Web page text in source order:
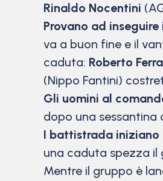
Rinaldo Nocentini
Provano ad
va a buon fine e il
caduta: Roberto
(Nippo Fantini)
Gli uomini al
dopo una sessantina
I battistrada iniziano
una caduta spezza il
Mentre il gruppo è